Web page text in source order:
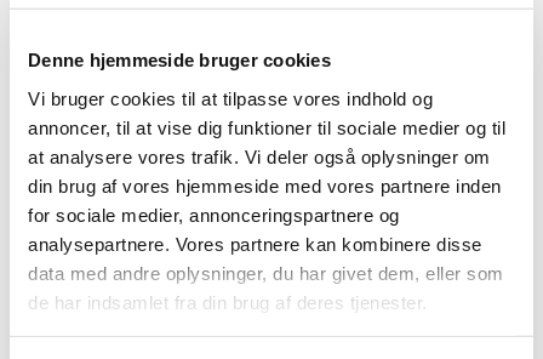
Denne hjemmeside bruger cookies
Vi bruger cookies til at tilpasse vores indhold og
annoncer, til at vise dig funktioner til sociale medier og til
at analysere vores trafik. Vi deler også oplysninger om
din brug af vores hjemmeside med vores partnere inden
for sociale medier, annonceringspartnere og
analysepartnere. Vores partnere kan kombinere disse
data med andre oplysninger, du har givet dem, eller som
de har indsamlet fra din brug af deres tjenester.
kulminationen på en forrygende uge for det danske
par, hvor stærke par som Arif/Yap og
Hoki/Kobayashi er blevet besejret på vejen mod
titlen.
Stort tillykke til Mads og Daniel!
Foto: BadmintonPhoto